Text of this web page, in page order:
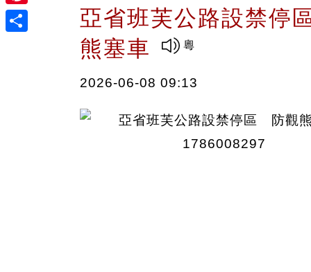
Pinterest
亞省班芙公路設禁
熊塞車
2026-06-08 09:13